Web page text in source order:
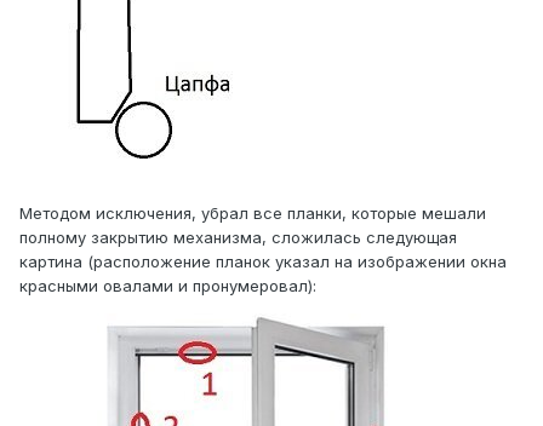
Методом исключения, убрал все планки, которые мешали
полному закрытию механизма, сложилась следующая
картина (расположение планок указал на изображении окна
красными овалами и пронумеровал):